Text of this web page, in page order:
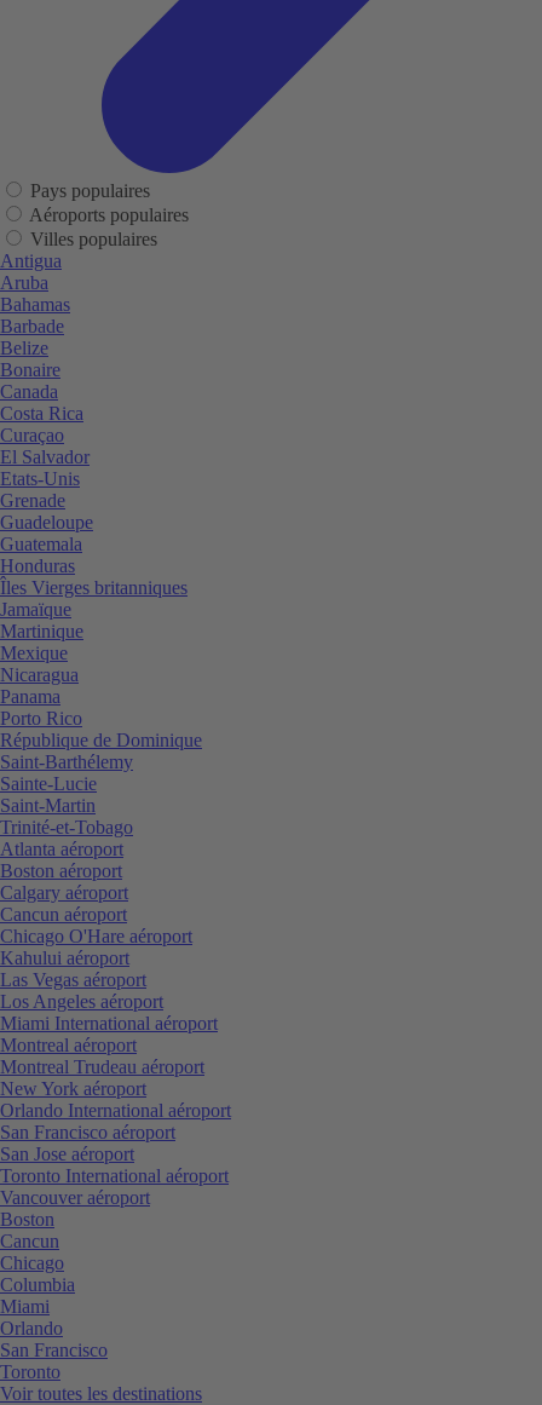
Pays populaires
Aéroports populaires
Villes populaires
Antigua
Aruba
Bahamas
Barbade
Belize
Bonaire
Canada
Costa Rica
Curaçao
El Salvador
Etats-Unis
Grenade
Guadeloupe
Guatemala
Honduras
Îles Vierges britanniques
Jamaïque
Martinique
Mexique
Nicaragua
Panama
Porto Rico
République de Dominique
Saint-Barthélemy
Sainte-Lucie
Saint-Martin
Trinité-et-Tobago
Atlanta aéroport
Boston aéroport
Calgary aéroport
Cancun aéroport
Chicago O'Hare aéroport
Kahului aéroport
Las Vegas aéroport
Los Angeles aéroport
Miami International aéroport
Montreal aéroport
Montreal Trudeau aéroport
New York aéroport
Orlando International aéroport
San Francisco aéroport
San Jose aéroport
Toronto International aéroport
Vancouver aéroport
Boston
Cancun
Chicago
Columbia
Miami
Orlando
San Francisco
Toronto
Voir toutes les destinations